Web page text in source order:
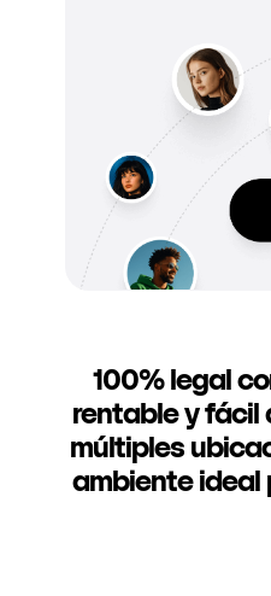
100% legal
rentable y fácil
múltiples
ambiente ideal